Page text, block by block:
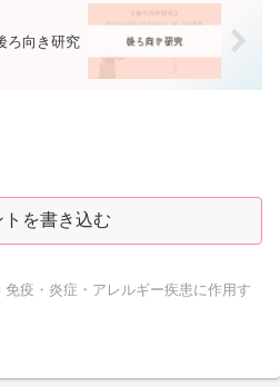
ろ向き研究
トを書き込む
免疫・炎症・アレルギー疾患に作用す